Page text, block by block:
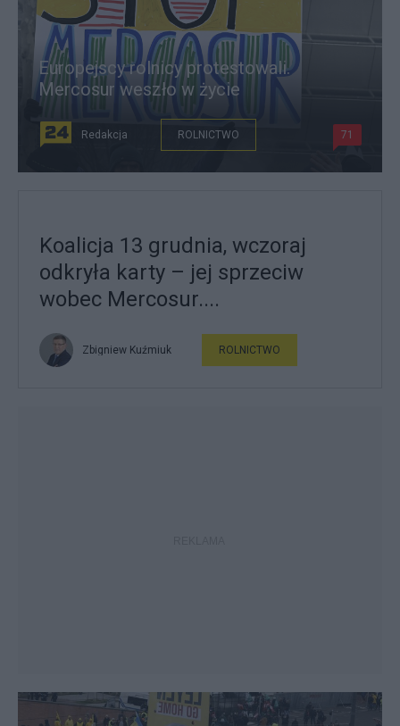
Europejscy rolnicy protestowali.
Mercosur weszło w życie
Redakcja ROLNICTWO 71
Koalicja 13 grudnia, wczoraj
odkryła karty – jej sprzeciw
wobec Mercosur....
Zbigniew Kuźmiuk ROLNICTWO